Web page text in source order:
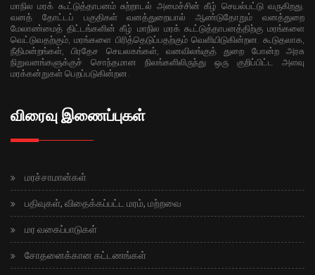
மாநில மரக் கூட்டுத்தாபனம் சுற்றாடல் அமைச்சின் கீழ் செயல்பட்டு வருகிறது.
வனத் தோட்டப் பகுதிகள் வனத்துறையால் ஆண்டுதோறும் வனத்துறை
மேலாண்மைத் திட்டங்களின் கீழ் மாநில மரக் கூட்டுத்தாபனத்திற்கு மரங்களை
வெட்டுவதற்கும், மரங்களை பிரித்தெடுப்பதற்கும் வெளியிடுகின்றன. கூடுதலாக,
நீதிமன்றங்கள், பிரதேச செயலகங்கள், வனவிலங்குத் துறை போன்ற அரசு
நிறுவனங்களுக்குச் சொந்தமான நிலங்களிலிருந்து ஒரு குறிப்பிட்ட அளவு
மரக்கன்றுகள் பெறப்படுகின்றன.
விரைவு இணைப்புகள்
மரச்சாமான்கள்
பதிவுகள், விதைக்கப்பட்ட மரம், மற்றவை
மர வகைப்பாடுகள்
சோதனைக்கான கட்டணங்கள்